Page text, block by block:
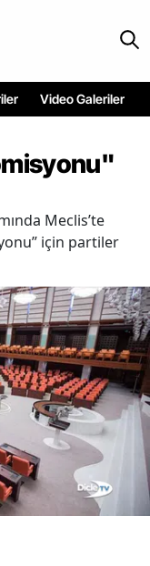
Video Galeriler
Meclis’te
için partiler